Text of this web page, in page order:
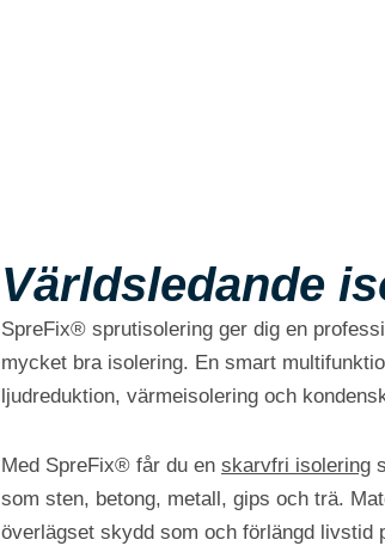
Världsledande
SpreFix® sprutisolering ger dig en
mycket bra isolering. En smart
ljudreduktion, värmeisolering och
Med SpreFix® får du en skarvfri isolering
som sten, betong, metall, gips och trä.
överlägset skydd som och förlängd livstid